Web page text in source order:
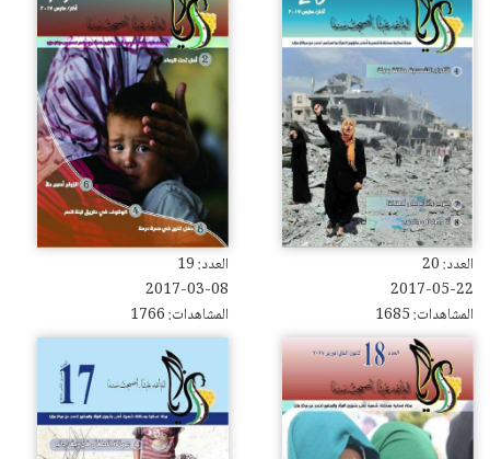
العدد: 20
2017-05-22
المشاهدات: 1685
العدد: 19
2017-03-08
المشاهدات: 1766